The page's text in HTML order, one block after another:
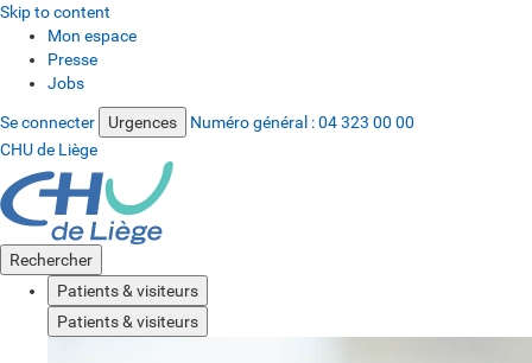
Skip to content
Mon espace
Presse
Jobs
Se connecter Urgences Numéro général :04 323 00 00
CHU de Liège
Rechercher
Patients & visiteurs
Patients & visiteurs